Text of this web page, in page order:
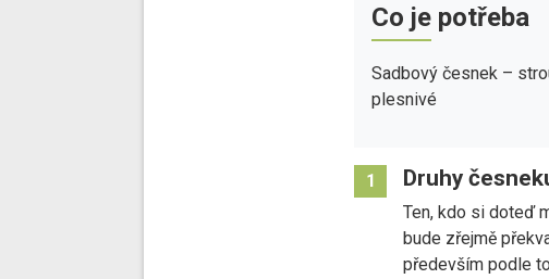
Co je potřeba
Sadbový česnek –
plesnivé
1 Druhy
Ten, kdo si doteď
bude zřejmě
především podle